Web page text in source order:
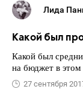
Лида
Какой был
Какой был
на бюджет в этом
27 сентября